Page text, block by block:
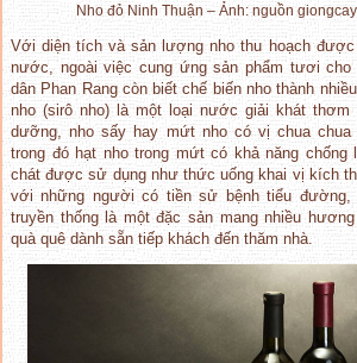
Nho đỏ Ninh Thuận – Ảnh: nguồn
Với diện tích và sản lượng nho thu hoạch được
nước, ngoài việc cung ứng sản phẩm tươi
dân Phan Rang còn biết chế biến nho thành
nho (sirô nho) là một loại nước giải khát thơm
dưỡng, nho sấy hay mứt nho có vị chua chua
trong đó hạt nho trong mứt có khả năng chống
chát được sử dụng như thức uống khai vị kích
với những người có tiền sử bệnh tiểu đường,
truyền thống là một đặc sản mang nhiều
quà quê dành sẵn tiếp khách đến thăm nhà.